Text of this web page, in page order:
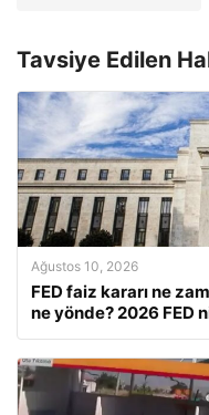
Tavsiye Edilen
Ağustos 10, 2026
FED faiz kararı ne
ne yönde? 2026 FED